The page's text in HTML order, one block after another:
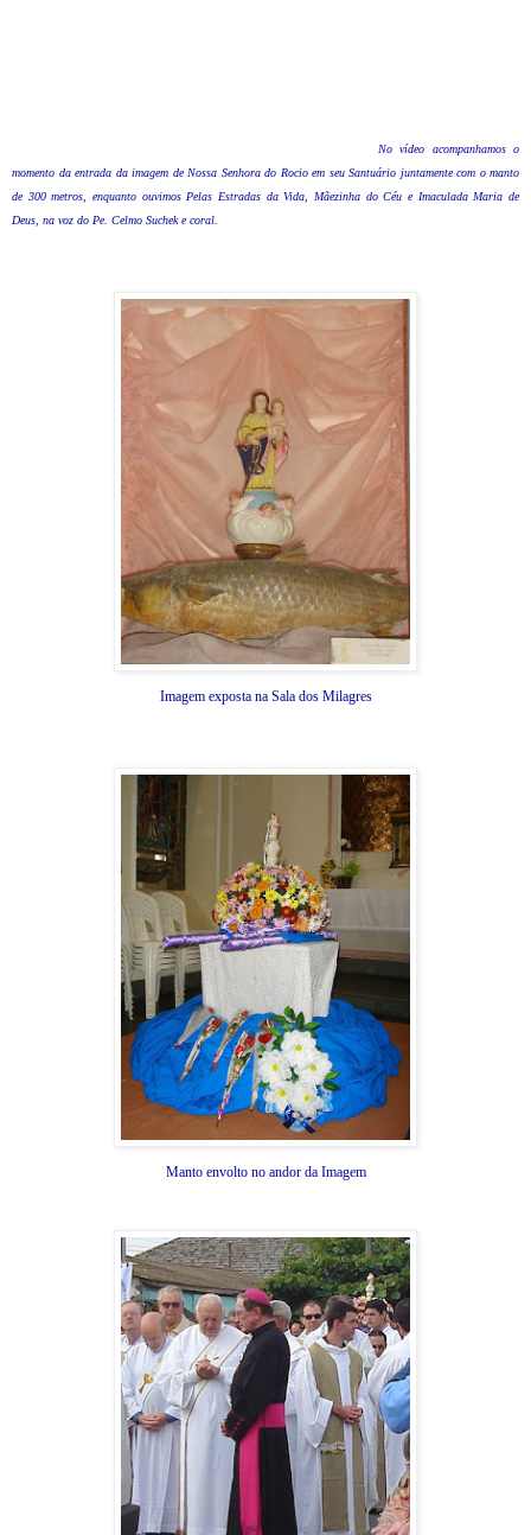
No vídeo acompanhamos o
momento da entrada da imagem de Nossa Senhora do Rocio em seu Santuário juntamente com o manto
de 300 metros, enquanto ouvimos Pelas Estradas da Vida, Mãezinha do Céu e Imaculada Maria de
Deus, na voz do Pe. Celmo Suchek e coral.
Imagem exposta na Sala dos Milagres
Manto envolto no andor da Imagem